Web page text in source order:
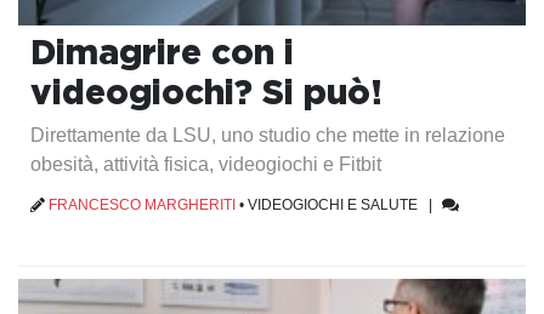
Dimagrire con i
videogiochi? Si può!
Direttamente da LSU, uno studio che mette in relazione
obesità, attività fisica, videogiochi e Fitbit
FRANCESCO MARGHERITI • VIDEOGIOCHI E SALUTE